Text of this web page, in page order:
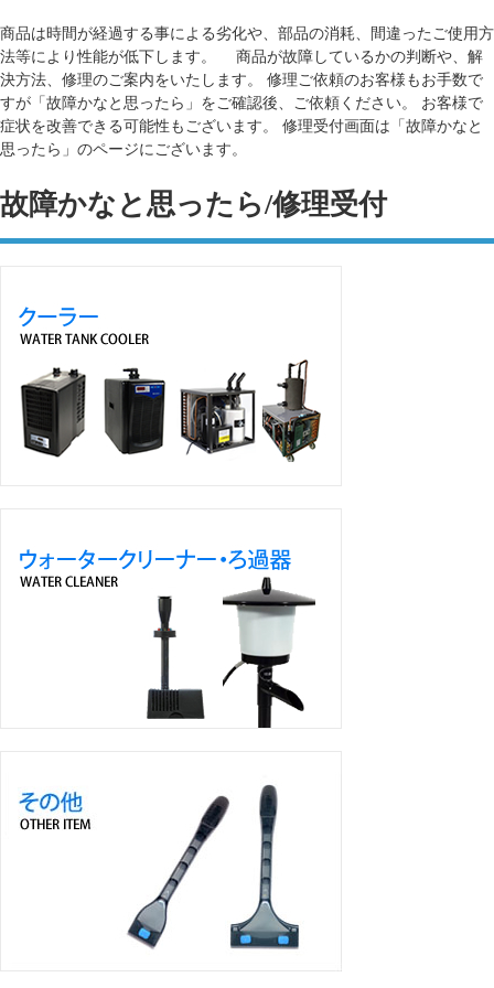
商品は時間が経過する事による劣化や、部品の消耗、間違ったご使用方
法等により性能が低下します。 商品が故障しているかの判断や、解
決方法、修理のご案内をいたします。 修理ご依頼のお客様もお手数で
すが「故障かなと思ったら」をご確認後、ご依頼ください。 お客様で
症状を改善できる可能性もございます。 修理受付画面は「故障かなと
思ったら」のページにございます。
故障かなと思ったら/修理受付